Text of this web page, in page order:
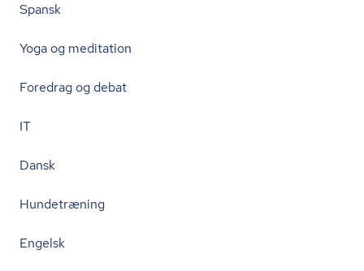
Spansk
Yoga og meditation
Foredrag og debat
IT
Dansk
Hundetræning
Engelsk